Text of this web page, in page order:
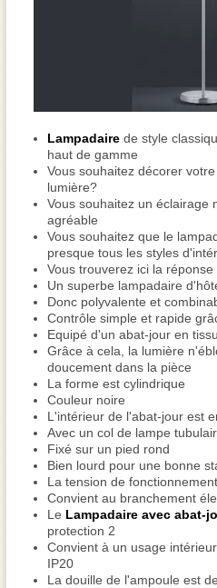
Lampadaire de style
haut de gamme
Vous souhaitez décorer
lumière?
Vous souhaitez un éclairage
agréable
Vous souhaitez que le
presque tous les styles
Vous trouverez ici la réponse
Un superbe lampadaire
Donc polyvalente et
Contrôle simple et rapide
Equipé d'un abat-jour en tissu
Grâce à cela, la lumière
doucement dans la pièce
La forme est cylindrique
Couleur noire
L'intérieur de l'abat-jour est
Avec un col de lampe
Fixé sur un pied rond
Bien lourd pour une bonne
La tension de
Convient au branchement
Le Lampadaire avec abat-
protection 2
Convient à un usage
IP20
La douille de l'ampoule est